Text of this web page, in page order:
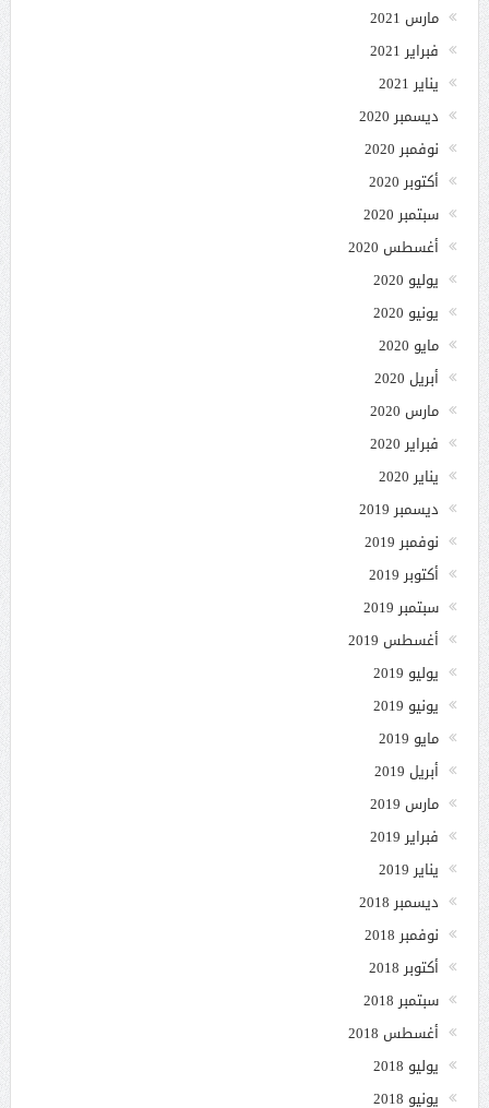
مارس 2021
فبراير 2021
يناير 2021
ديسمبر 2020
نوفمبر 2020
أكتوبر 2020
سبتمبر 2020
أغسطس 2020
يوليو 2020
يونيو 2020
مايو 2020
أبريل 2020
مارس 2020
فبراير 2020
يناير 2020
ديسمبر 2019
نوفمبر 2019
أكتوبر 2019
سبتمبر 2019
أغسطس 2019
يوليو 2019
يونيو 2019
مايو 2019
أبريل 2019
مارس 2019
فبراير 2019
يناير 2019
ديسمبر 2018
نوفمبر 2018
أكتوبر 2018
سبتمبر 2018
أغسطس 2018
يوليو 2018
يونيو 2018